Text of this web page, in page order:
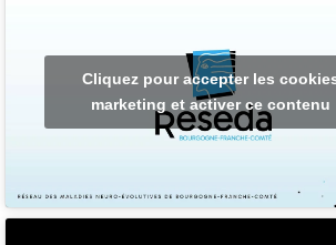
Cliquez pour accepter les
marketing et activer ce contenu